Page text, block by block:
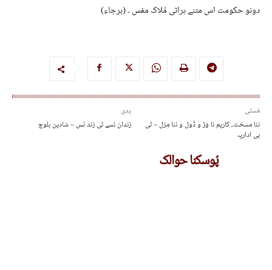
دونو حکومت اس متنے ہراٹی مُلاک مفس ۔ (برجاءِ)
پدی
زندان ئسے ٹی زند ئس – شادین بلوچ
مُستی
ننا مسخت، کاریم نا وَڑ و ڈَول و ننا مِزل – ٹی
بی اداریہ
پُوسکنا حوالک